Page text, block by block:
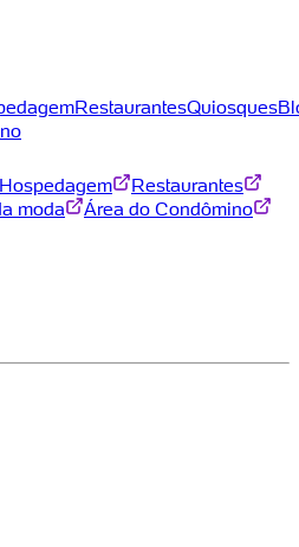
RestaurantesQuiosques
Hospedagem
Restaurantes
moda
Área do Condômino